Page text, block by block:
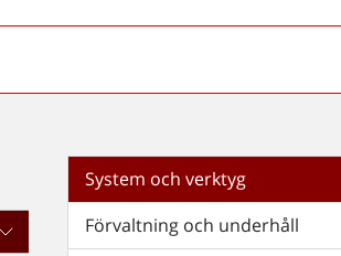
System och verktyg
Förvaltning och underhåll